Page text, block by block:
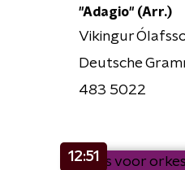
"Adagio" (Arr.)
Vikingur
Deutsche
483 5022
12:51